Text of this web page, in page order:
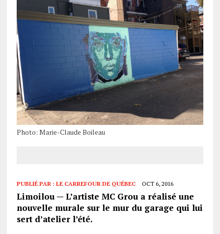
Photo: Marie-Claude Boileau
PUBLIÉ PAR : LE CARREFOUR DE QUÉBEC OCT 6, 2016
Limoilou — L’artiste MC Grou a réalisé une
nouvelle murale sur le mur du garage qui lui
sert d’atelier l’été.